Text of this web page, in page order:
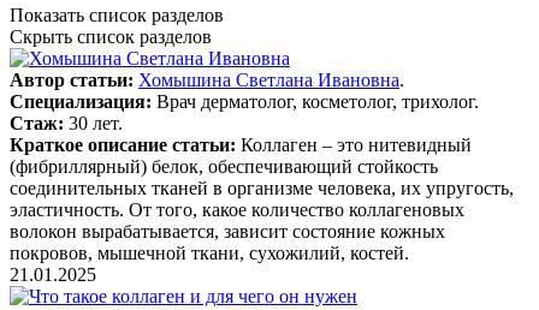
Показать список разделов
Скрыть список разделов
Автор статьи: Хомышина Светлана Ивановна.
Специализация: Врач дерматолог, косметолог, трихолог.
Стаж: 30 лет.
Краткое описание статьи: Коллаген – это нитевидный
(фибриллярный) белок, обеспечивающий стойкость
соединительных тканей в организме человека, их упругость,
эластичность. От того, какое количество коллагеновых
волокон вырабатывается, зависит состояние кожных
покровов, мышечной ткани, сухожилий, костей.
21.01.2025